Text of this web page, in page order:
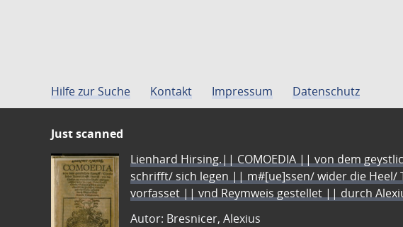
Hilfe zur Suche Kontakt Impressum Datenschutz
Just scanned
Lienhard Hirsing.|| COMOEDIA || von dem
schrifft/ sich legen || m#[ue]ssen/ wider die
vorfasset || vnd Reymweis gestellet || durch
Autor: Bresnicer, Alexius